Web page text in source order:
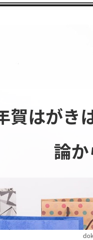
賀はがき
論か